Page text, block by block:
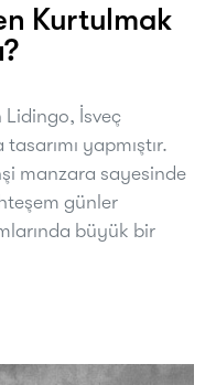
Kurtulmak
Lidingo, İsveç
yapmıştır.
manzara sayesinde
günler
büyük bir